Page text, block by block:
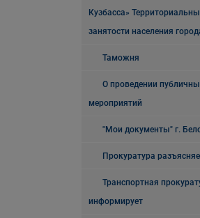
Кузбасса»
занятости населения
Таможня
О проведении
мероприятий
"Мои документы" г.
Прокуратура
Транспортная
информирует